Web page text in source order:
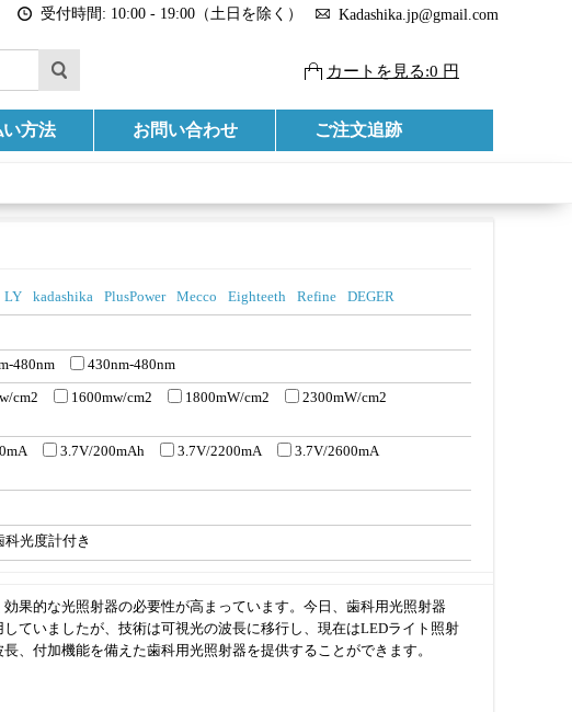
受付時間: 10:00 - 19:00（土日を除く） Kadashika.jp@gmail.com
カートを見る:0 円
方法 お問い合わせ ご注文追跡
LY kadashika PlusPower Mecco Eighteeth Refine DEGER
480nm 430nm-480nm
cm2 1600mw/cm2 1800mW/cm2
2300mW/cm2
3.7V/200mAh 3.7V/2200mA
3.7V/2600mA
科光度計付き
果的な光照射器の必要性が高まっています。今日、歯科用光照射器
ていましたが、技術は可視光の波長に移行し、現在はLEDライト照射
、付加機能を備えた歯科用光照射器を提供することができます。